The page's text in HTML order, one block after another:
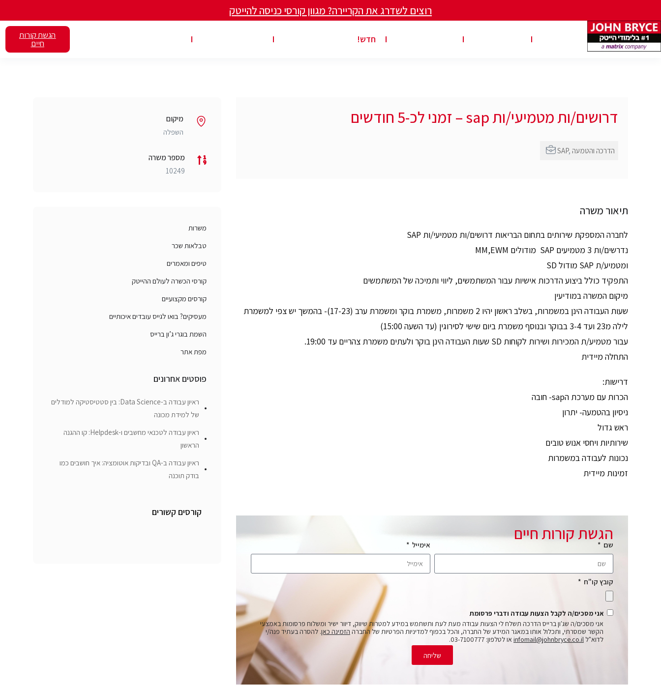
רוצים לשדרג את הקריירה? מגוון קורסי כניסה להייטק
חדש! הגשת קורות
חיים
דרושים/ות מטמיעי/ות sap – זמני לכ-5 חודשים
תיאור משרה
לחברה המספקת שירותים בתחום הבריאות דרושים/ות מטמיעי/ות SAP
נדרשים/ות 3 מטמיעים SAP מודולים MM,EWM
ומטמיע/ת SAP מודול SD
התפקיד כולל ביצוע הדרכות אישיות עבור המשתמשים, ליווי ותמיכה של המשתמשים
מיקום המשרה במודיעין
שעות העבודה הינן במשמרות, בשלב ראשון יהיו 2 משמרות, משמרת בוקר ומשמרת ערב (17-23)- בהמשך יש צפי למשמרת
לילה מ23 ועד 3-4 בבוקר ובנוסף משמרת ביום שישי לסירוגין (עד השעה 15:00)
עבור מטמיע/ת המכירות ושירות לקוחות SD שעות העבודה הינן בוקר ולעתים משמרת צהריים עד 19:00.
התחלה מיידית
דרישות:
הכרות עם מערכת הsap- חובה
ניסיון בהטמעה- יתרון
ראש גדול
שירותיות ויחסי אנוש טובים
נכונות לעבודה במשמרות
זמינות מיידית
הגשת קורות חיים
שם אימייל
קובץ קו"ח
אני מסכים/ה לקבל הצעות עבודה ודברי פרסומת
אני מסכים/ה שג'ון ברייס הדרכה תשלח לי הצעות עבודה מעת לעת ותשתמש במידע למטרות שיווק, דיוור ישיר ומשלוח פרסומות באמצעי
הקשר שמסרתי, ותכלול אותו במאגר המידע של החברה, והכל בכפוף למדיניות הפרטיות של החברה הזמינה כאן. להסרה בעתיד פנה/י
לדוא"ל infomail@johnbryce.co.il או לטלפון: 03-7100777.
שליחה
מיקום
השפלה
מספר משרה
10249
משרות
טבלאות שכר
טיפים ומאמרים
קורסי הכשרה לעולם ההייטק
קורסים מקצועיים
מעסיקים? בואו לגייס עובדים איכותיים
השמת בוגרי ג’ון ברייס
מפת אתר
פוסטים אחרונים
ראיון עבודה ב-Data Science: בין סטטיסטיקה למודלים
של למידת מכונה
ראיון עבודה לטכנאי מחשבים ו-Helpdesk: קו ההגנה
הראשון
ראיון עבודה ב-QA ובדיקות אוטומציה: איך חושבים כמו
בודק תוכנה
קורסים קשורים